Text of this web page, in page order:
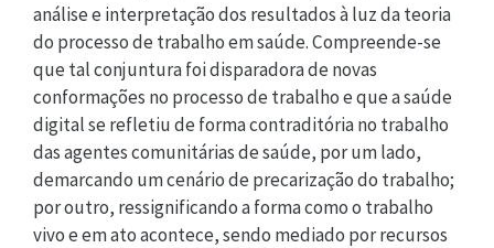
análise e interpretação dos resultados à luz da teoria
do processo de trabalho em saúde. Compreende-se
que tal conjuntura foi disparadora de novas
conformações no processo de trabalho e que a saúde
digital se refletiu de forma contraditória no trabalho
das agentes comunitárias de saúde, por um lado,
demarcando um cenário de precarização do trabalho;
por outro, ressignificando a forma como o trabalho
vivo e em ato acontece, sendo mediado por recursos